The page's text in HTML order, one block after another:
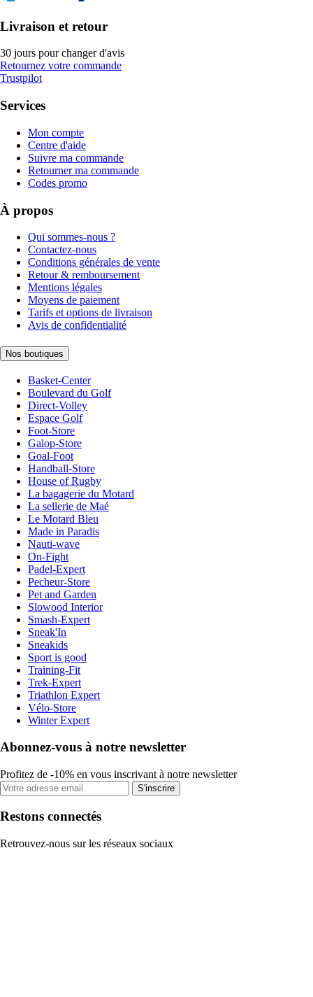
Livraison et retour
30 jours pour changer d'avis
Retournez votre commande
Trustpilot
Services
Mon compte
Centre d'aide
Suivre ma commande
Retourner ma commande
Codes promo
À propos
Qui sommes-nous ?
Contactez-nous
Conditions générales de vente
Retour & remboursement
Mentions légales
Moyens de paiement
Tarifs et options de livraison
Avis de confidentialité
Nos boutiques
Basket-Center
Boulevard du Golf
Direct-Volley
Espace Golf
Foot-Store
Galop-Store
Goal-Foot
Handball-Store
House of Rugby
La bagagerie du Motard
La sellerie de Maé
Le Motard Bleu
Made in Paradis
Nauti-wave
On-Fight
Padel-Expert
Pecheur-Store
Pet and Garden
Slowood Interior
Smash-Expert
Sneak'In
Sneakids
Sport is good
Training-Fit
Trek-Expert
Triathlon Expert
Vélo-Store
Winter Expert
Abonnez-vous à notre newsletter
Profitez de -10% en vous inscrivant à notre newsletter
S'inscrire
Restons connectés
Retrouvez-nous sur les réseaux sociaux